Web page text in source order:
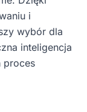
i
wybór dla
inteligencja
proces